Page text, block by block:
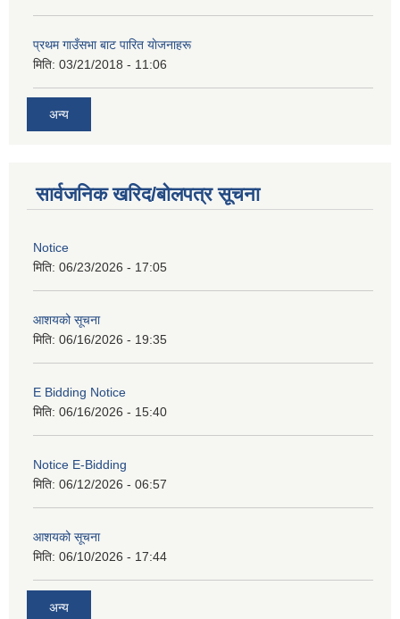
प्रथम गाउँसभा बाट पारित याेजनाहरू
मिति: 03/21/2018 - 11:06
अन्य
सार्वजनिक खरिद/बोलपत्र सूचना
Notice
मिति: 06/23/2026 - 17:05
आशयको सूचना
मिति: 06/16/2026 - 19:35
E Bidding Notice
मिति: 06/16/2026 - 15:40
Notice E-Bidding
मिति: 06/12/2026 - 06:57
आशयको सूचना
मिति: 06/10/2026 - 17:44
अन्य